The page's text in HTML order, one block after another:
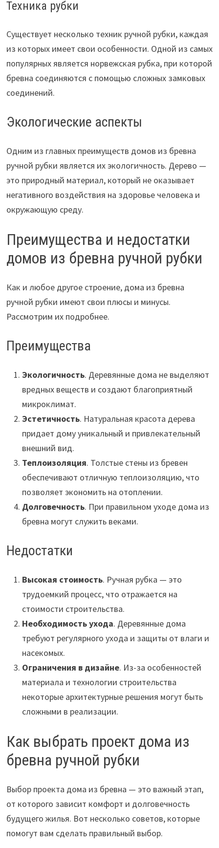
Техника рубки
Существует несколько техник ручной рубки, каждая
из которых имеет свои особенности. Одной из самых
популярных является норвежская рубка, при которой
бревна соединяются с помощью сложных замковых
соединений.
Экологические аспекты
Одним из главных преимуществ домов из бревна
ручной рубки является их экологичность. Дерево —
это природный материал, который не оказывает
негативного воздействия на здоровье человека и
окружающую среду.
Преимущества и недостатки
домов из бревна ручной рубки
Как и любое другое строение, дома из бревна
ручной рубки имеют свои плюсы и минусы.
Рассмотрим их подробнее.
Преимущества
Экологичность. Деревянные дома не выделяют
вредных веществ и создают благоприятный
микроклимат.
Эстетичность. Натуральная красота дерева
придает дому уникальный и привлекательный
внешний вид.
Теплоизоляция. Толстые стены из бревен
обеспечивают отличную теплоизоляцию, что
позволяет экономить на отоплении.
Долговечность. При правильном уходе дома из
бревна могут служить веками.
Недостатки
Высокая стоимость. Ручная рубка — это
трудоемкий процесс, что отражается на
стоимости строительства.
Необходимость ухода. Деревянные дома
требуют регулярного ухода и защиты от влаги и
насекомых.
Ограничения в дизайне. Из-за особенностей
материала и технологии строительства
некоторые архитектурные решения могут быть
сложными в реализации.
Как выбрать проект дома из
бревна ручной рубки
Выбор проекта дома из бревна — это важный этап,
от которого зависит комфорт и долговечность
будущего жилья. Вот несколько советов, которые
помогут вам сделать правильный выбор.